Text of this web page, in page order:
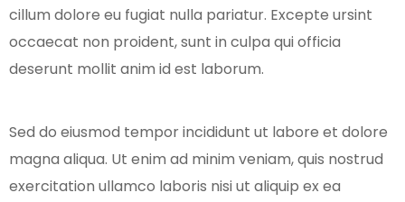
cillum dolore eu fugiat nulla pariatur. Excepte ursint
occaecat non proident, sunt in culpa qui officia
deserunt mollit anim id est laborum.
Sed do eiusmod tempor incididunt ut labore et dolore
magna aliqua. Ut enim ad minim veniam, quis nostrud
exercitation ullamco laboris nisi ut aliquip ex ea